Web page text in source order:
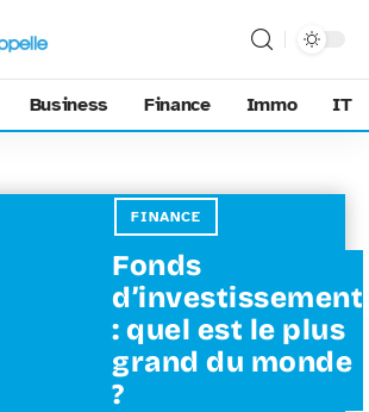
Business Finance Immo IT
FINANCE
Fonds
d’investissement
: quel est le plus
grand du monde
?